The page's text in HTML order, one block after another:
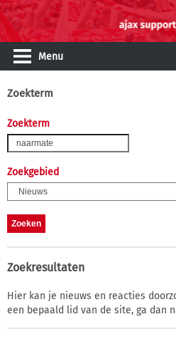
Menu
Zoekterm
Zoekterm
Zoekgebied
Zoekresultaten
Hier kan je nieuws en reacties
een bepaald lid van de site, ga dan